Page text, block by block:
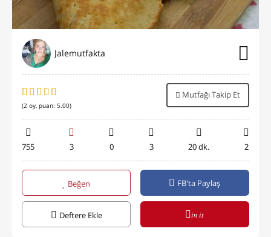
Jalemutfakta
(2 oy, puan: 5.00)
Mutfağı Takip Et
755 3 0 3 20 dk. 2
Beğen FB'ta Paylaş
Deftere Ekle in it